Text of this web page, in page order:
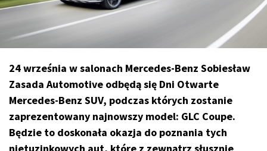
24 września w salonach Mercedes-Benz Sobiesław
Zasada Automotive odbędą się Dni Otwarte
Mercedes-Benz SUV, podczas których zostanie
zaprezentowany najnowszy model: GLC Coupe.
Będzie to doskonała okazja do poznania tych
nietuzinkowych aut, które z zewnątrz słusznie